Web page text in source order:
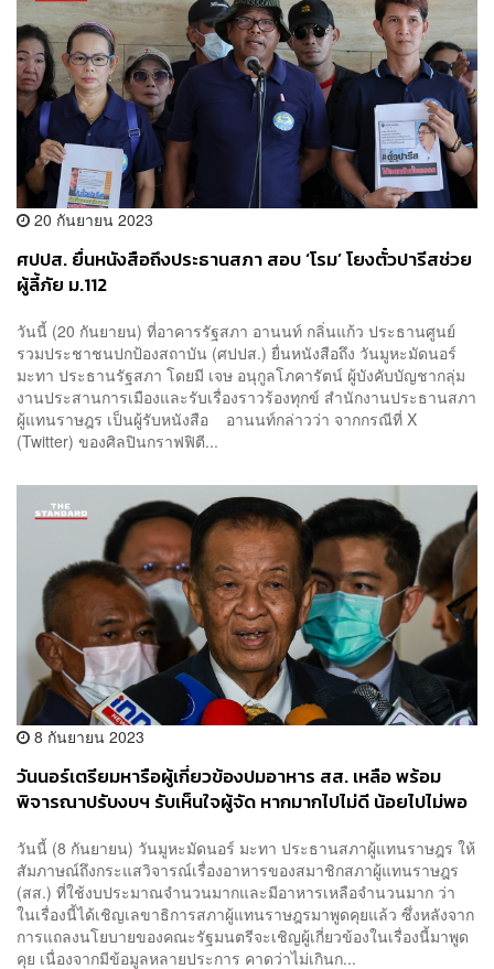
20 กันยายน 2023
ศปปส. ยื่นหนังสือถึงประธานสภา สอบ ‘โรม’ โยงตั๋วปารีสช่วย
ผู้ลี้ภัย ม.112
วันนี้ (20 กันยายน) ที่อาคารรัฐสภา อานนท์ กลิ่นแก้ว ประธานศูนย์
รวมประชาชนปกป้องสถาบัน (ศปปส.) ยื่นหนังสือถึง วันมูหะมัดนอร์
มะทา ประธานรัฐสภา โดยมี เจษ อนุกูลโภคารัตน์ ผู้บังคับบัญชากลุ่ม
งานประสานการเมืองและรับเรื่องราวร้องทุกข์ สำนักงานประธานสภา
ผู้แทนราษฎร เป็นผู้รับหนังสือ อานนท์กล่าวว่า จากกรณีที่ X
(Twitter) ของศิลปินกราฟฟิตี...
8 กันยายน 2023
วันนอร์เตรียมหารือผู้เกี่ยวข้องปมอาหาร สส. เหลือ พร้อม
พิจารณาปรับงบฯ รับเห็นใจผู้จัด หากมากไปไม่ดี น้อยไปไม่พอ
วันนี้ (8 กันยายน) วันมูหะมัดนอร์ มะทา ประธานสภาผู้แทนราษฎร ให้
สัมภาษณ์ถึงกระแสวิจารณ์เรื่องอาหารของสมาชิกสภาผู้แทนราษฎร
(สส.) ที่ใช้งบประมาณจำนวนมากและมีอาหารเหลือจำนวนมาก ว่า
ในเรื่องนี้ได้เชิญเลขาธิการสภาผู้แทนราษฎรมาพูดคุยแล้ว ซึ่งหลังจาก
การแถลงนโยบายของคณะรัฐมนตรีจะเชิญผู้เกี่ยวข้องในเรื่องนี้มาพูด
คุย เนื่องจากมีข้อมูลหลายประการ คาดว่าไม่เกินก...